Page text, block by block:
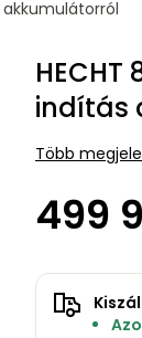
akkumulátorról
HECHT
indítás
Több
499